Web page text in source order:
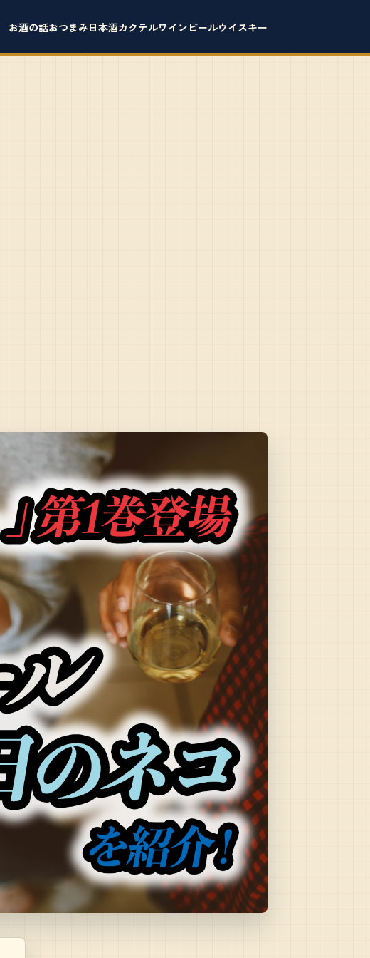
お酒の話おつまみ日本酒カクテルワイン ビールウイスキー